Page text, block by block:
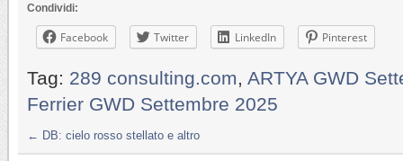
Condividi:
Facebook Twitter LinkedIn Pinterest
Tag: 289 consulting.com
ARTYA GWD
Ferrier GWD Settembre 2025
← DB: cielo rosso stellato e altro